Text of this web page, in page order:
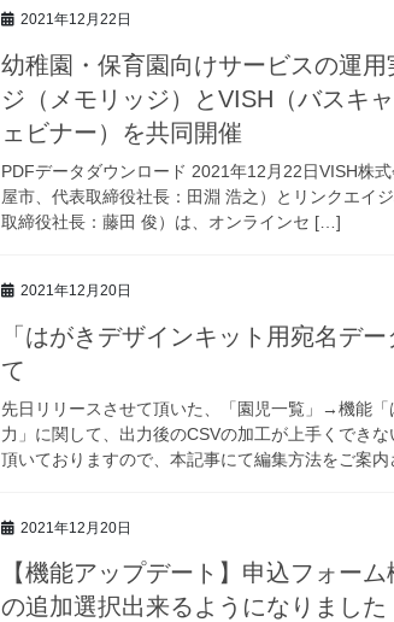
2021年12月22日
幼稚園・保育園向けサービスの運
ジ（メモリッジ）とVISH（バスキ
ェビナー）を共同開催
PDFデータダウンロード 2021年12月22日VISH株
屋市、代表取締役社長：田淵 浩之）とリンクエイ
取締役社長：藤田 俊）は、オンラインセ […]
2021年12月20日
「はがきデザインキット用宛名デ
て
先日リリースさせて頂いた、「園児一覧」→機能
力」に関して、出力後のCSVの加工が上手くでき
頂いておりますので、本記事にて編集方法をご案
2021年12月20日
【機能アップデート】申込フォー
の追加選択出来るようになりました